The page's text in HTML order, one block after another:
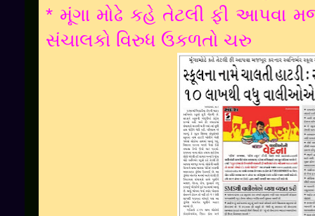
* મૂંગા મોઢે કહે તેટલી ફી આપવા
સંચાલકો વિરુધ ઉકળતો ચરુ